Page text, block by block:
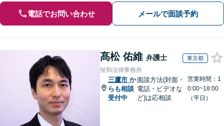
電話でお問い合わせ メールで面談予約
髙松 佑維 弁護士 東京都
惺和法律事務所
三鷹市 か
らも相談
受付中
面談方法(対面・
電話・ビデオな
ど)は応相談
営業時間：1
0:00~18:00
（平日）